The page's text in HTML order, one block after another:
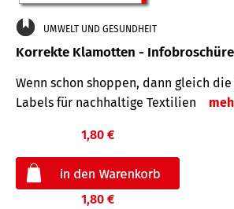
UMWELT UND GESUNDHEIT
Korrekte Klamotten - Infobroschüre
Wenn schon shoppen, dann gleich
Labels für nachhaltige Textilien
1,80 €
1,80 €